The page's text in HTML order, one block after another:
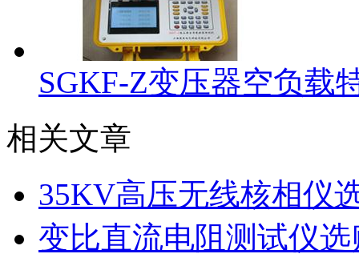
SGKF-Z变压器空负载
相关文章
35KV高压无线核相仪
变比直流电阻测试仪